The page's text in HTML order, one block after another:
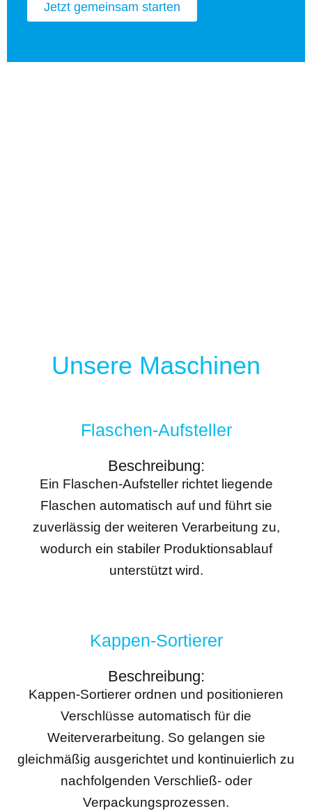
Jetzt gemeinsam starten
Unsere Maschinen
Flaschen-Aufsteller
Beschreibung:
Ein Flaschen-Aufsteller richtet liegende
Flaschen automatisch auf und führt sie
zuverlässig der weiteren Verarbeitung zu,
wodurch ein stabiler Produktionsablauf
unterstützt wird.
Kappen-Sortierer
Beschreibung:
Kappen-Sortierer ordnen und positionieren
Verschlüsse automatisch für die
Weiterverarbeitung. So gelangen sie
gleichmäßig ausgerichtet und kontinuierlich zu
nachfolgenden Verschließ- oder
Verpackungsprozessen.